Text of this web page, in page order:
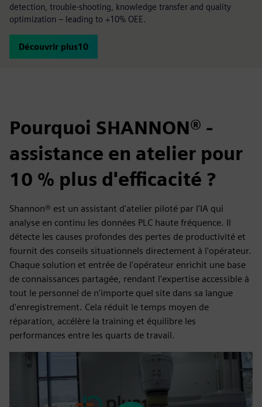
detection, trouble-shooting, knowledge transfer and quality
optimization – leading to +10% OEE.
Découvrir plus10
Pourquoi SHANNON® -
assistance en atelier pour
10 % plus d'efficacité ?
Shannon® est un assistant d'atelier piloté par l'IA qui
analyse en continu les données PLC haute fréquence. Il
détecte les causes profondes des pertes de productivité et
fournit des conseils situationnels directement à l'opérateur.
Chaque solution et entrée de l'opérateur enrichit une base
de connaissances partagée, rendant l'expertise accessible à
tout le personnel de n'importe quel site dans sa langue
d'enregistrement. Cela réduit le temps moyen de
réparation, accélère la training et équilibre les
performances entre les quarts de travail.